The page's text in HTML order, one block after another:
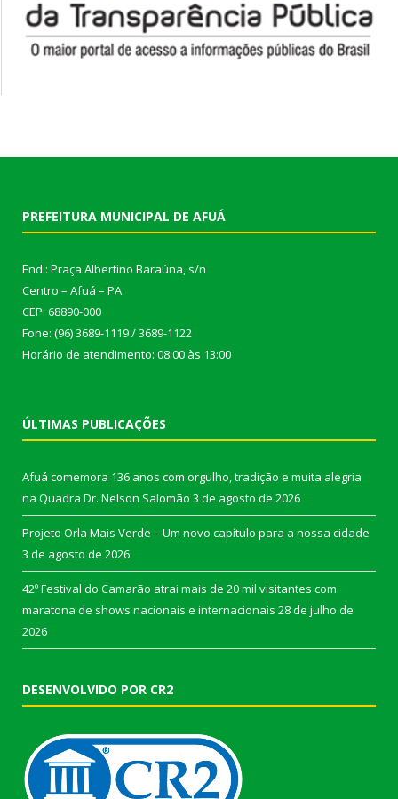
PREFEITURA MUNICIPAL DE AFUÁ
End.: Praça Albertino Baraúna, s/n
Centro – Afuá – PA
CEP: 68890-000
Fone: (96) 3689-1119 / 3689-1122
Horário de atendimento: 08:00 às 13:00
ÚLTIMAS PUBLICAÇÕES
Afuá comemora 136 anos com orgulho, tradição e muita alegria
na Quadra Dr. Nelson Salomão 3 de agosto de 2026
Projeto Orla Mais Verde – Um novo capítulo para a nossa cidade
3 de agosto de 2026
42º Festival do Camarão atrai mais de 20 mil visitantes com
maratona de shows nacionais e internacionais 28 de julho de
2026
DESENVOLVIDO POR CR2